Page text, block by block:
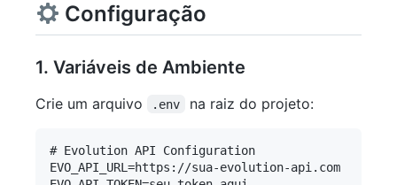
Configuração
1. Variáveis de Ambiente
Crie um arquivo .env na raiz do projeto:
# Evolution API Configuration
EVO_API_URL=https://sua-evolution-api.com